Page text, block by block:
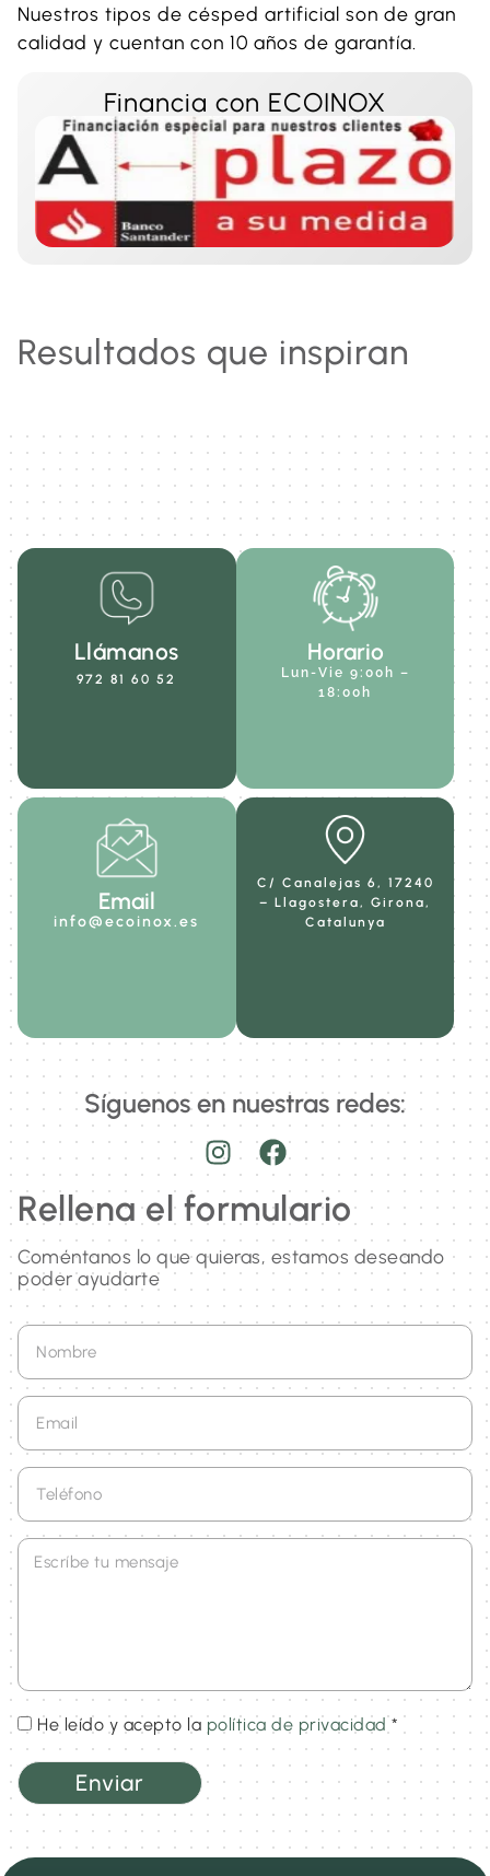
Nuestros tipos de césped artificial son de gran
calidad y cuentan con 10 años de garantía.
Financia con ECOINOX
Resultados que inspiran
Rellena el formulario
Coméntanos lo que quieras, estamos deseando
poder ayudarte
He leído y acepto la política de privacidad *
Enviar
Llámanos
972 81 60 52
Horario
Lun-Vie 9:00h –
18:00h
Email
info@ecoinox.es
C/ Canalejas 6, 17240
– Llagostera, Girona,
Catalunya
Síguenos en nuestras redes: